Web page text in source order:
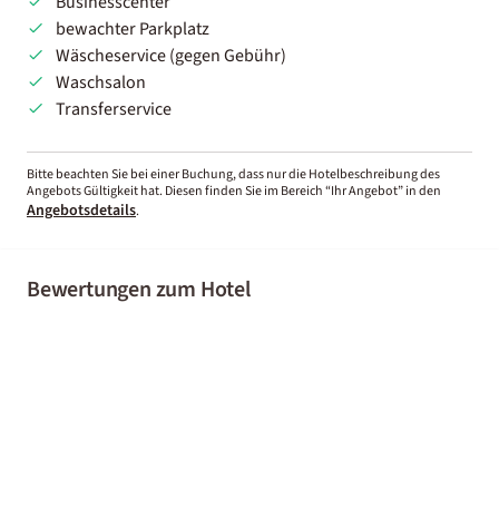
bewachter Parkplatz
Wäscheservice (gegen Gebühr)
Waschsalon
Transferservice
Bitte beachten Sie bei einer Buchung, dass nur die Hotelbeschreibung des
Angebots Gültigkeit hat. Diesen finden Sie im Bereich “Ihr Angebot” in den
Angebotsdetails.
Bewertungen zum Hotel